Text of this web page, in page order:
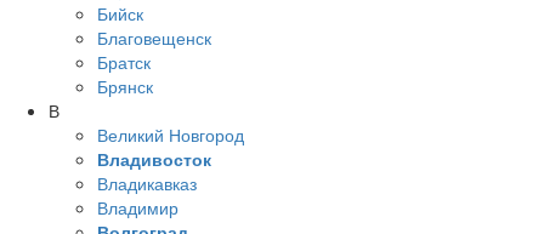
Бийск
Благовещенск
Братск
Брянск
В
Великий Новгород
Владивосток
Владикавказ
Владимир